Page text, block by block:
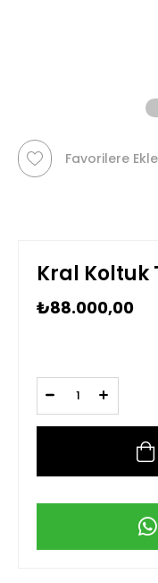
Favorilere Ekle
Kral Koltuk
₺88.000,00